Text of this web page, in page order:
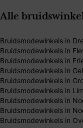
Alle
Bruidsmodewinkels in
Bruidsmodewinkels in
Bruidsmodewinkels in
Bruidsmodewinkels in
Bruidsmodewinkels in
Bruidsmodewinkels in
Bruidsmodewinkels in
Bruidsmodewinkels in
Bruidsmodewinkels in